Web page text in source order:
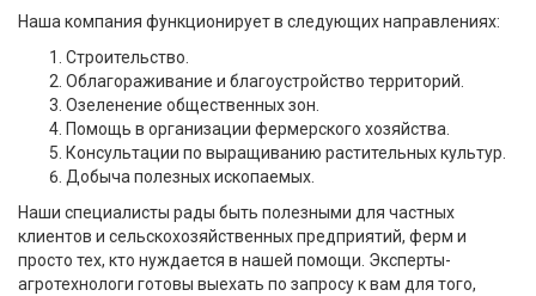
Наша компания функционирует в следующих направлениях:
Строительство.
Облагораживание и благоустройство территорий.
Озеленение общественных зон.
Помощь в организации фермерского хозяйства.
Консультации по выращиванию растительных культур.
Добыча полезных ископаемых.
Наши специалисты рады быть полезными для частных
клиентов и сельскохозяйственных предприятий, ферм и
просто тех, кто нуждается в нашей помощи. Эксперты-
агротехнологи готовы выехать по запросу к вам для того,